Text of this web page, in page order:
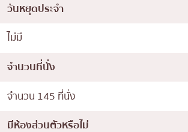
วันหยุดประจำ
ไม่มี
จำนวนที่นั่ง
จำนวน 145 ที่นั่ง
มีห้องส่วนตัวหรือไม่